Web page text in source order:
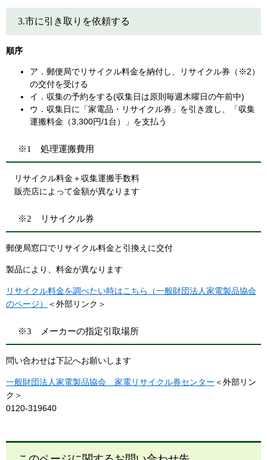
3.市に引き取りを依頼する
順序
ア．郵便局でリサイクル料金を納付し、リサイクル券（※2）
の交付を受ける
イ．収集の予約をする(収集日は原則毎週木曜日の午前中)
ウ．収集日に「家電品・リサイクル券」を引き渡し、「収集
運搬料金（3,300円/1台）」を支払う
※1 処理運搬費用
リサイクル料金＋収集運搬手数料
販売店によって金額が異なります
※2 リサイクル券
郵便局窓口でリサイクル料金と引換えに交付
製品により、料金が異なります
リサイクル料金を調べたい時はこちら（一般財団法人家電製品協会
のページ）
＜外部リンク＞
※3 メーカーの指定引取場所
問い合わせは下記へお願いします
一般財団法人家電製品協会 家電リサイクル券センター ＜外部リン
ク＞
0120-319640